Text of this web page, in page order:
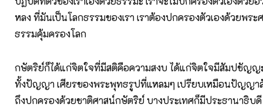
หลง ที่มันเป็นโลกธรรมของเรา เราต้องปกครองตัวเองด้วยพระ
ธรรมคุ้มครองโลก
กษัตริย์ก็ได้แก่จิตใจที่มีสติคือความสงบ ได้แก่จิตใจมีสัมปชัญญ
ทั้งปัญญา เศียรของพระพุทธรูปที่แหลมๆ เปรียบเหมือนปัญญา
ถึงปกครองด้วยชาติศาสน์กษัตริย์ บางประเทศก็มีประธานาธิบ